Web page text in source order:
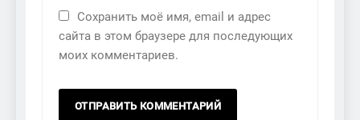
Сохранить моё имя, email и адрес
сайта в этом браузере для последующих
моих комментариев.